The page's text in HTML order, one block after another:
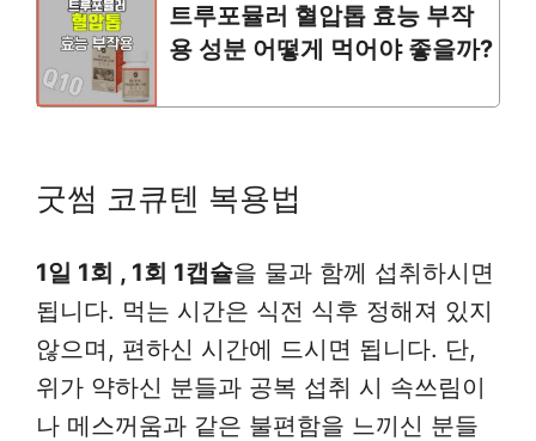
트루포뮬러 혈압톱 효능 부작
용 성분 어떻게 먹어야 좋을까?
굿썸 코큐텐 복용법
1일 1회 , 1회 1캡슐을 물과 함께 섭취하시면
됩니다. 먹는 시간은 식전 식후 정해져 있지
않으며, 편하신 시간에 드시면 됩니다. 단,
위가 약하신 분들과 공복 섭취 시 속쓰림이
나 메스꺼움과 같은 불편함을 느끼신 분들